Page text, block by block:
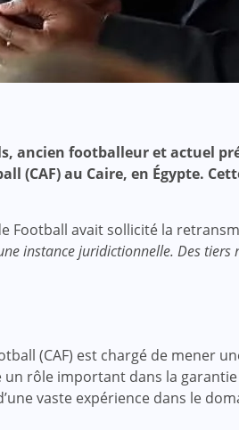
ancien footballeur et actuel
(CAF) au Caire, en Égypte.
avait sollicité la
instance juridictionnelle. Des tiers
(CAF) est chargé de
rôle important dans la
vaste expérience dans le